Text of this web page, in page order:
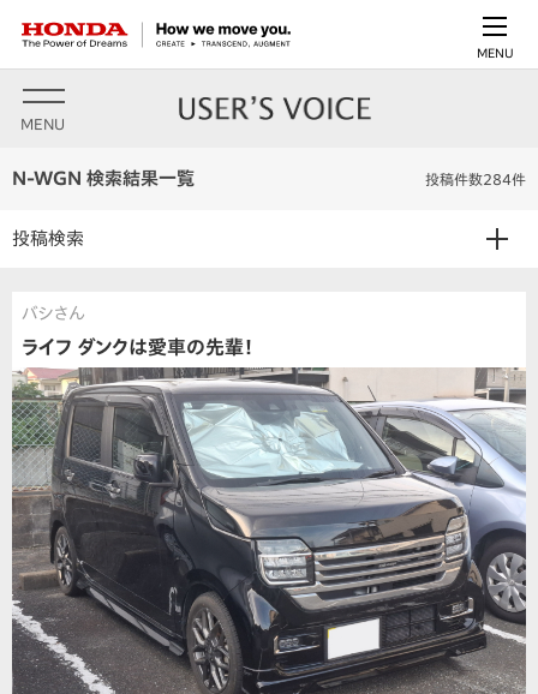
MENU
MENU
N-WGN 検索結果一覧 投稿件数284件
投稿検索
バシさん
ライフ ダンクは愛車の先輩！